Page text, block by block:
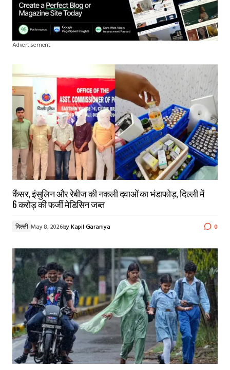
Advertisement
कैंसर, इंसुलिन और रेबीज की नकली दवाओं का भंडाफोड़, दिल्ली में
6 करोड़ की फर्जी मेडिसिन जब्त
दिल्ली May 8, 2026byKapil Garaniya 0